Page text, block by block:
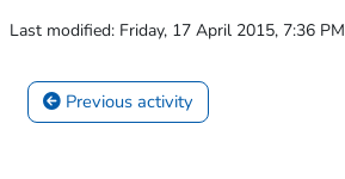
Last modified: Friday, 17 April 2015, 7:36 PM
Previous activity